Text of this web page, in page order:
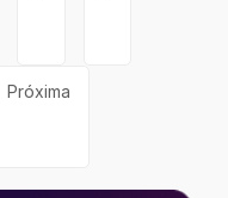
Próxima